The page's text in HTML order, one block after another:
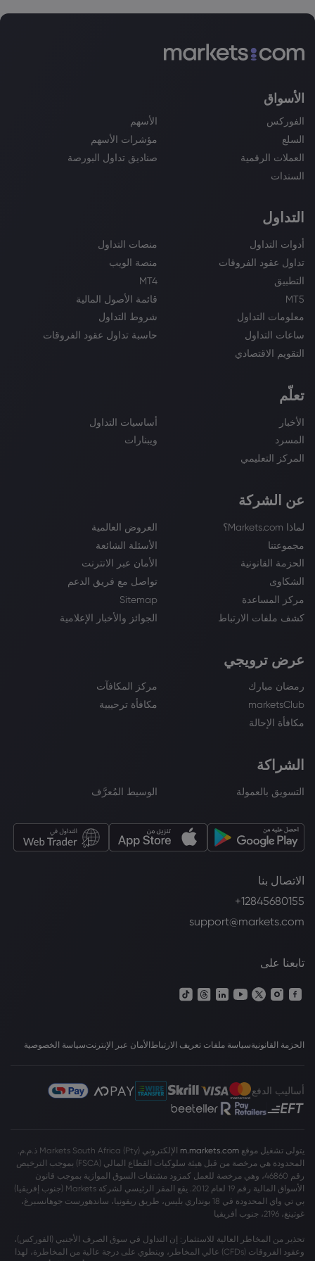
الأسواق
الفوركس
الأسهم
السلع
مؤشرات الأسهم
العملات الرقمية
صناديق تداول البورصة
السندات
التداول
أدوات التداول
منصات التداول
تداول عقود الفروقات
منصة الويب
التطبيق
MT4
MT5
قائمة الأصول المالية
معلومات التداول
شروط التداول
ساعات التداول
حاسبة تداول عقود الفروقات
التقويم الاقتصادي
تعلّم
الأخبار
أساسيات التداول
المسرد
ويبنارات
المركز التعليمي
عن الشركة
لماذا Markets.com؟
العروض العالمية
مجموعتنا
الأسئلة الشائعة
الحزمة القانونية
الأمان عبر الانترنت
الشكاوى
تواصل مع فريق الدعم
مركز المساعدة
Sitemap
كشف ملفات الارتباط
الجوائز والأخبار الإعلامية
عرض ترويجي
رمضان مبارك
مركز المكافآت
marketsClub
مكافأة ترحيبية
مكافأة الإحالة
الشراكة
التسويق بالعمولة الوسيط المُعرَّف
الاتصال بنا
+12845680155
support@markets.com
تابعنا على
الحزمة القانونيةسياسة ملفات تعريف الارتباطالأمان عبر الإنترنتسياسة الخصوصية
أساليب الدفع
يتولى تشغيل موقع m.markets.com
الإلكتروني Markets South Africa (Pty) ذ.م.م.
المحدودة هي مرخصة من قبل هيئة سلوكيات القطاع المالي (FSCA) بموجب الترخيص
رقم 46860، وهي مرخصة للعمل كمزود مشتقات السوق الموازية بموجب قانون
الأسواق المالية رقم 19 لعام 2012. يقع المقر الرئيسي لشركة Markets (جنوب إفريقيا)
بي تي واي المحدودة في 18 بونداري بليس، طريق ريفونيا، ساندهورست جوهانسبرغ،
غوتينغ، 2196، جنوب أفريقيا
تحذير من المخاطر العالية للاستثمار: إن التداول في سوق الصرف الأجنبي (الفوركس)،
وعقود الفروقات (CFDs) عالي المخاطر، وينطوي على درجة عالية من المخاطرة، لهذا